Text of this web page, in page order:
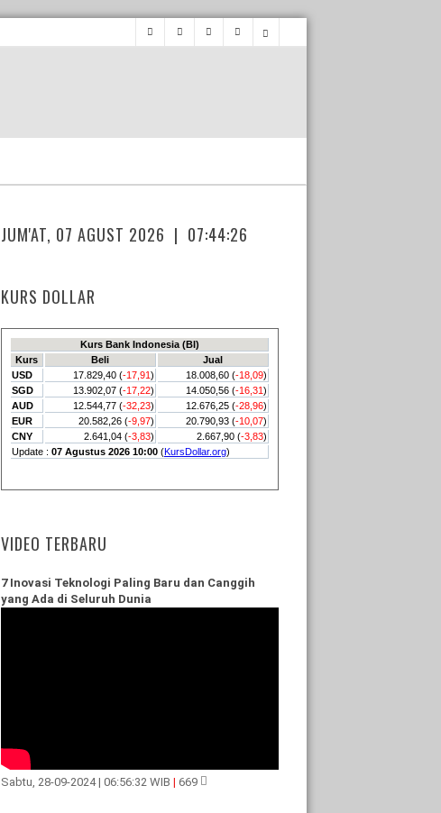
JUM'AT, 07 AGUST 2026 | 07:44:26
KURS DOLLAR
VIDEO TERBARU
7 Inovasi Teknologi Paling Baru dan Canggih
yang Ada di Seluruh Dunia
Sabtu, 28-09-2024 | 06:56:32 WIB |669